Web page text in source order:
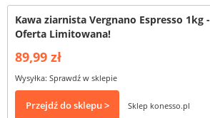
Kawa ziarnista Vergnano Espresso 1kg -
Oferta Limitowana!
89,99 zł
Wysyłka: Sprawdź w sklepie
Przejdź do sklepu > Sklep konesso.pl